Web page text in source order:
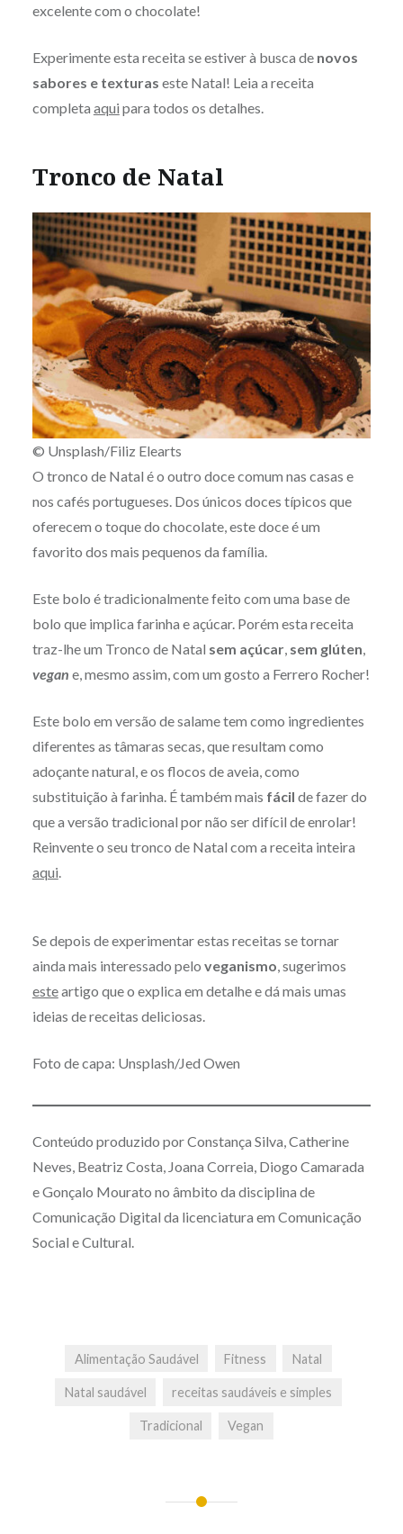
excelente com o chocolate!
Experimente esta receita se estiver à busca de novos
sabores e texturas este Natal! Leia a receita
completa aqui para todos os detalhes.
Tronco de Natal
© Unsplash/Filiz Elearts
O tronco de Natal é o outro doce comum nas casas e
nos cafés portugueses. Dos únicos doces típicos que
oferecem o toque do chocolate, este doce é um
favorito dos mais pequenos da família.
Este bolo é tradicionalmente feito com uma base de
bolo que implica farinha e açúcar. Porém esta receita
traz-lhe um Tronco de Natal sem açúcar, sem glúten,
vegan e, mesmo assim, com um gosto a Ferrero Rocher!
Este bolo em versão de salame tem como ingredientes
diferentes as tâmaras secas, que resultam como
adoçante natural, e os flocos de aveia, como
substituição à farinha. É também mais fácil de fazer do
que a versão tradicional por não ser difícil de enrolar!
Reinvente o seu tronco de Natal com a receita inteira
aqui.
Se depois de experimentar estas receitas se tornar
ainda mais interessado pelo veganismo, sugerimos
esteartigo que o explica em detalhe e dá mais umas
ideias de receitas deliciosas.
Foto de capa: Unsplash/Jed Owen
Conteúdo produzido por Constança Silva, Catherine
Neves, Beatriz Costa, Joana Correia, Diogo Camarada
e Gonçalo Mourato no âmbito da disciplina de
Comunicação Digital da licenciatura em Comunicação
Social e Cultural.
Alimentação Saudável Fitness Natal
Natal saudável receitas saudáveis e simples
Tradicional Vegan